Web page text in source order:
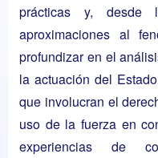
prácticas y, desde
aproximaciones al
profundizar en el
la actuación del
que involucran el
uso de la fuerza en
experiencias de